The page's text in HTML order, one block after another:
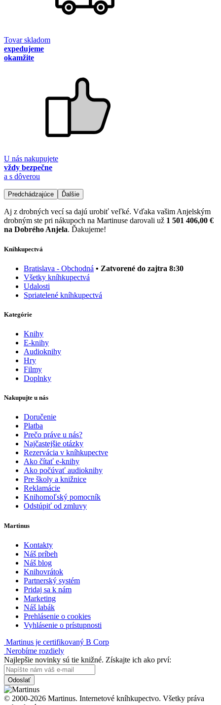
Tovar skladom
expedujeme
okamžite
U nás nakupujete
vždy bezpečne
a s dôverou
Predchádzajúce Ďalšie
Aj z drobných vecí sa dajú urobiť veľké. Vďaka vašim Anjelským
drobným ste pri nákupoch na Martinuse darovali už 1 501 406,00 €
na Dobrého Anjela. Ďakujeme!
Kníhkupectvá
Bratislava - Obchodná • Zatvorené do zajtra 8:30
Všetky kníhkupectvá
Udalosti
Spriatelené kníhkupectvá
Kategórie
Knihy
E-knihy
Audioknihy
Hry
Filmy
Doplnky
Nakupujte u nás
Doručenie
Platba
Prečo práve u nás?
Najčastejšie otázky
Rezervácia v kníhkupectve
Ako čítať e-knihy
Ako počúvať audioknihy
Pre školy a knižnice
Reklamácie
Knihomoľský pomocník
Odstúpiť od zmluvy
Martinus
Kontakty
Náš príbeh
Náš blog
Knihovrátok
Partnerský systém
Pridaj sa k nám
Marketing
Náš labák
Prehlásenie o cookies
Vyhlásenie o prístupnosti
Martinus je certifikovaný B Corp
Nerobíme rozdiely
Najlepšie novinky sú tie knižné. Získajte ich ako prví:
Odoslať
© 2000-2026 Martinus. Internetové kníhkupectvo. Všetky práva